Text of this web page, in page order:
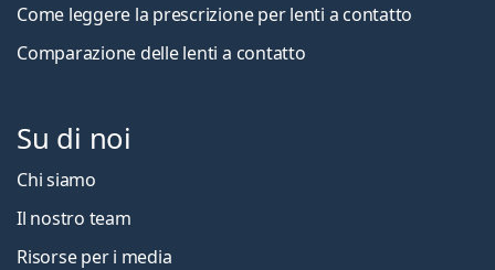
Come leggere la prescrizione per lenti a contatto
Comparazione delle lenti a contatto
Su di noi
Chi siamo
Il nostro team
Risorse per i media